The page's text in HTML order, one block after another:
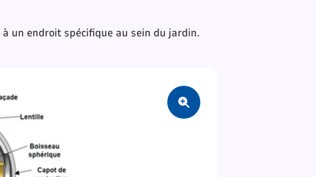
un endroit spécifique au sein du jardin.
Zoom